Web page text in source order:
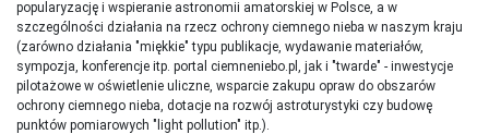
popularyzację i wspieranie astronomii amatorskiej w Polsce, a w
szczególności działania na rzecz ochrony ciemnego nieba w naszym kraju
(zarówno działania "miękkie" typu publikacje, wydawanie materiałów,
sympozja, konferencje itp. portal ciemneniebo.pl, jak i "twarde" - inwestycje
pilotażowe w oświetlenie uliczne, wsparcie zakupu opraw do obszarów
ochrony ciemnego nieba, dotacje na rozwój astroturystyki czy budowę
punktów pomiarowych "light pollution" itp.).